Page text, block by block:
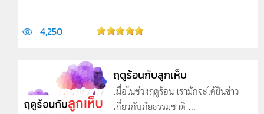
4,250
ฤดูร้อนกับลูกเห็บ
เมื่อในช่วงฤดูร้อน เรามักจะได้ยินข่าว
เกี่ยวกับภัยธรรมชาติ ...